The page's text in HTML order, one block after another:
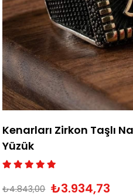
Kenarları Zirkon Taşlı
Yüzük
₺4.843,00 ₺3.934,73